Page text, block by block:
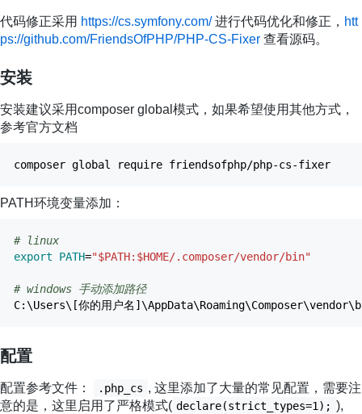
代码修正采用 https://cs.symfony.com/进行代码优化和修正， htt
ps://github.com/FriendsOfPHP/PHP-CS-Fixer 查看源码。
安装
安装建议采用composer global模式，如果希望使用其他方式，
参考官方文档
composer global require friendsofphp/php-cs-fixer
PATH环境变量添加：
# linux
export
PATH="$PATH: $HOME/.composer/vendor/bin"
# windows 手动添加路径
C:\Users\ [你的用户名 ]
配置
配置参考文件： .php_cs , 这里添加了大量的常见配置，需要注
意的是，这里启用了严格模式( declare(strict_types=1); ),